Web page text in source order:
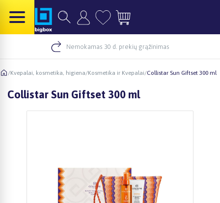
Nemokamas 30 d. prekių grąžinimas
/Kvepalai, kosmetika, higiena/Kosmetika ir Kvepalai/Collistar Sun Giftset 300 ml
Collistar Sun Giftset 300 ml